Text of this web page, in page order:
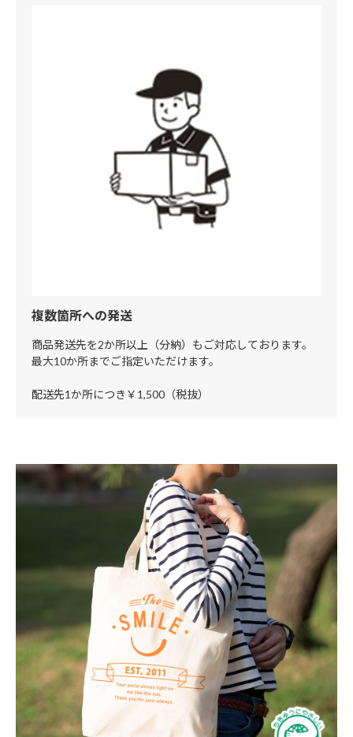
複数箇所への発送
商品発送先を2か所以上（分納）もご対応しております。
最大10か所までご指定いただけます。
配送先1か所につき￥1,500（税抜）